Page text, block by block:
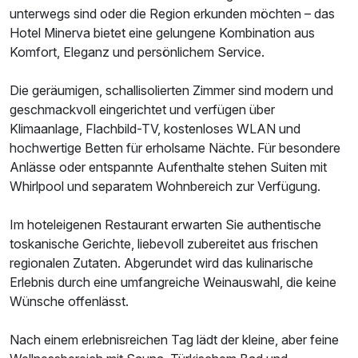
unterwegs sind oder die Region erkunden möchten – das
Hotel Minerva bietet eine gelungene Kombination aus
Komfort, Eleganz und persönlichem Service.
Die geräumigen, schallisolierten Zimmer sind modern und
geschmackvoll eingerichtet und verfügen über
Klimaanlage, Flachbild-TV, kostenloses WLAN und
hochwertige Betten für erholsame Nächte. Für besondere
Anlässe oder entspannte Aufenthalte stehen Suiten mit
Whirlpool und separatem Wohnbereich zur Verfügung.
Im hoteleigenen Restaurant erwarten Sie authentische
toskanische Gerichte, liebevoll zubereitet aus frischen
regionalen Zutaten. Abgerundet wird das kulinarische
Erlebnis durch eine umfangreiche Weinauswahl, die keine
Wünsche offenlässt.
Nach einem erlebnisreichen Tag lädt der kleine, aber feine